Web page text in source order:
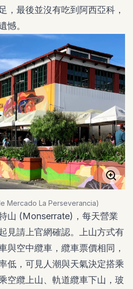
，最後並沒有吃到阿西亞科，
憾。
Mercado La Perseverancia)
山 (Monserrate)，每天營業
見請上官網確認。上山方式有
與空中纜車，纜車票價相同，
低，可見人潮與天氣決定搭乘
空纜上山、軌道纜車下山，玻